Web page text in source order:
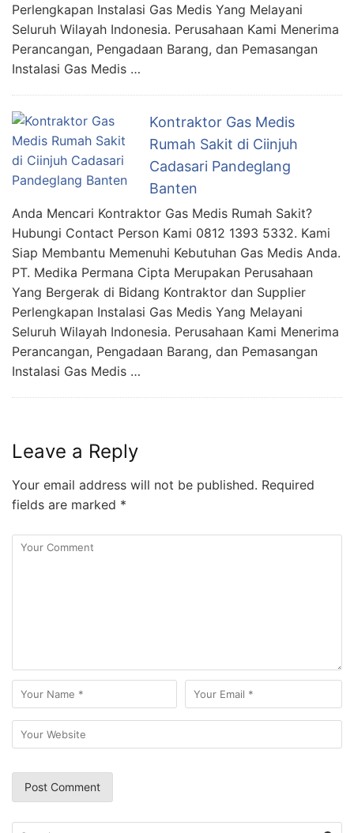
Perlengkapan Instalasi Gas Medis Yang Melayani
Seluruh Wilayah Indonesia. Perusahaan Kami Menerima
Perancangan, Pengadaan Barang, dan Pemasangan
Instalasi Gas Medis …
Kontraktor Gas Medis
Rumah Sakit di Ciinjuh
Cadasari Pandeglang
Banten
Anda Mencari Kontraktor Gas Medis Rumah Sakit?
Hubungi Contact Person Kami 0812 1393 5332. Kami
Siap Membantu Memenuhi Kebutuhan Gas Medis Anda.
PT. Medika Permana Cipta Merupakan Perusahaan
Yang Bergerak di Bidang Kontraktor dan Supplier
Perlengkapan Instalasi Gas Medis Yang Melayani
Seluruh Wilayah Indonesia. Perusahaan Kami Menerima
Perancangan, Pengadaan Barang, dan Pemasangan
Instalasi Gas Medis …
Leave a Reply
Your email address will not be published. Required
fields are marked *
Search